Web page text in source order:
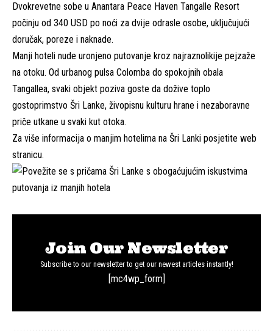
Dvokrevetne sobe u Anantara Peace Haven Tangalle Resort
počinju od 340 USD po noći za dvije odrasle osobe, uključujući
doručak, poreze i naknade.
Manji hoteli nude uronjeno putovanje kroz najraznolikije pejzaže
na otoku. Od urbanog pulsa Colomba do spokojnih obala
Tangallea, svaki objekt poziva goste da dožive toplo
gostoprimstvo Šri Lanke, živopisnu kulturu hrane i nezaboravne
priče utkane u svaki kut otoka.
Za više informacija o manjim hotelima na Šri Lanki posjetite web
stranicu.
Join Our Newsletter
Subscribe to our newsletter to get our newest articles instantly!
[mc4wp_form]